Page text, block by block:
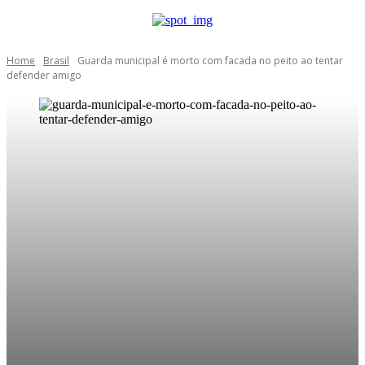
Home Brasil
Guarda municipal é morto com facada no peito ao tentar
defender amigo